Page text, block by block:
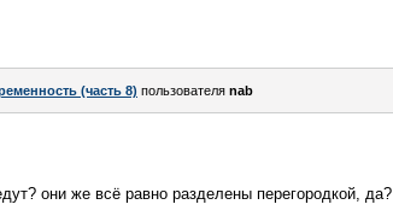
(часть 8) пользователя nab
они же всё равно разделены перегородкой, да?